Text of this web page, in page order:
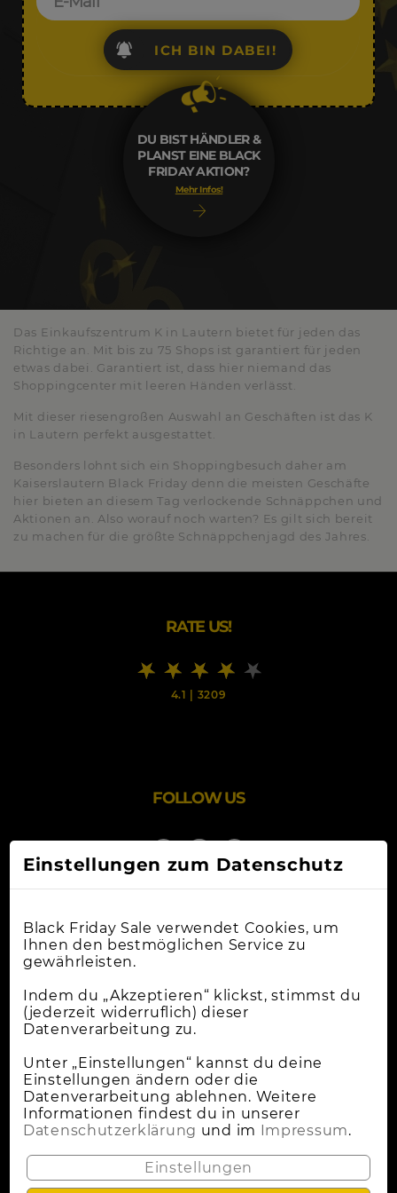
DU BIST HÄNDLER &
PLANST EINE BLACK
FRIDAY AKTION?
Mehr Infos!
ICH BIN DABEI!
Das Einkaufszentrum K in Lautern bietet für jeden das
Richtige an. Mit bis zu 75 Shops ist garantiert für jeden
etwas dabei. Garantiert ist, dass hier niemand das
Shoppingcenter mit leeren Händen verlässt.
Mit dieser riesengroßen Auswahl an Geschäften ist das K
in Lautern perfekt ausgestattet.
Besonders lohnt sich ein Shoppingbesuch daher am
Kaiserslautern Black Friday denn die meisten Geschäfte
hier bieten an diesem Tag verlockende Schnäppchen und
Aktionen an. Also worauf noch warten? Es gilt sich bereit
zu machen für die größte Schnäppchenjagd des Jahres.
RATE US!
4.1 | 3209
FOLLOW US
Online-Shops
Apple Deals
Cybermonday
News
Wann Ist Black Friday?
Einstellungen zum Datenschutz
Black Friday Sale verwendet Cookies, um
Ihnen den bestmöglichen Service zu
gewährleisten.
Indem du „Akzeptieren“ klickst, stimmst du
(jederzeit widerruflich) dieser
Datenverarbeitung zu.
Unter „Einstellungen“ kannst du deine
Einstellungen ändern oder die
Datenverarbeitung ablehnen. Weitere
Informationen findest du in unserer
Datenschutzerklärung und im Impressum.
Einstellungen